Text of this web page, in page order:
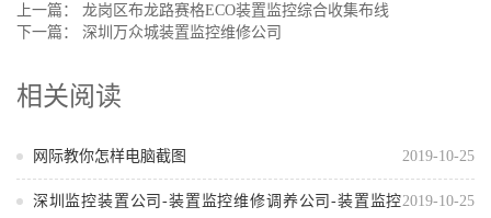
上一篇： 龙岗区布龙路赛格ECO装置监控综合收集布线
下一篇： 深圳万众城装置监控维修公司
相关阅读
2019-10-25
网际教你怎样电脑截图
2019-10-25
深圳监控装置公司-装置监控维修调养公司-装置监控